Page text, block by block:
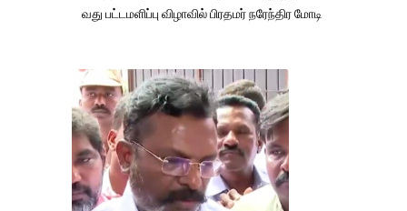
வது பட்டமளிப்பு விழாவில் பிரதமர் நரேந்திர மோடி